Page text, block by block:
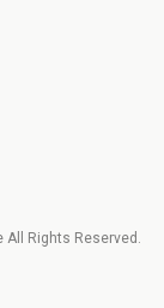
All Rights Reserved.